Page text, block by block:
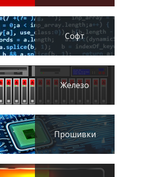
Софт
Железо
Прошивки